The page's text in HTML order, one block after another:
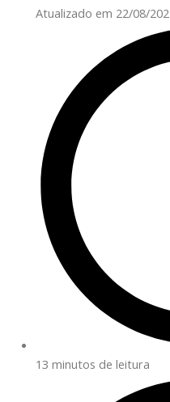
Atualizado em 22/08/
13 minutos de leitura